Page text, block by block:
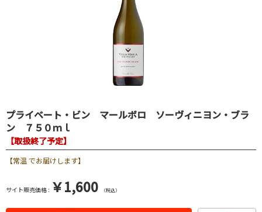
プライベート・ビン マールボロ ソーヴィニヨン・ブラ
ン ７５０ｍｌ
【取扱終了予定】
【常温 でお届けします】
サイト販売価格 : ￥1,600 （税込）